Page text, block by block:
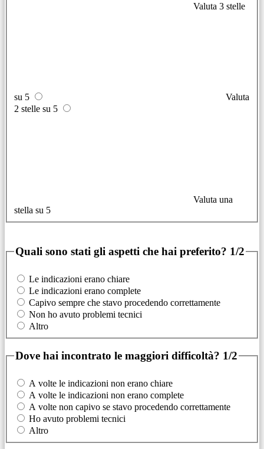
Valuta 3 stelle
su 5
Valuta
2 stelle su 5
Valuta una
stella su 5
Quali sono stati gli aspetti che hai preferito? 1/2
Le indicazioni erano chiare
Le indicazioni erano complete
Capivo sempre che stavo procedendo correttamente
Non ho avuto problemi tecnici
Altro
Dove hai incontrato le maggiori difficoltà? 1/2
A volte le indicazioni non erano chiare
A volte le indicazioni non erano complete
A volte non capivo se stavo procedendo correttamente
Ho avuto problemi tecnici
Altro